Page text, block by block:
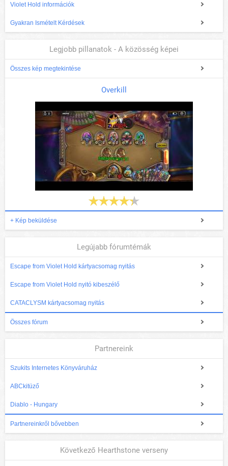
Violet Hold információk
Gyakran Ismételt Kérdések
Legjobb pillanatok - A közösség képei
Összes kép megtekintése
Overkill
+ Kép beküldése
Legújabb fórumtémák
Escape from Violet Hold kártyacsomag nyitás
Escape from Violet Hold nyitó kibeszélő
CATACLYSM kártyacsomag nyitás
Összes fórum
Partnereink
Szukits Internetes Könyváruház
ABCkitüző
Diablo - Hungary
Partnereinkről bővebben
Következő Hearthstone verseny